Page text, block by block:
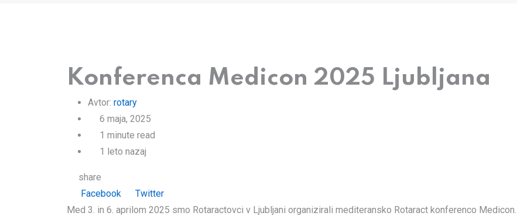
Konferenca Medicon 2025 Ljubljana
Avtor: rotary
6 maja, 2025
1 minute read
1 leto nazaj
share
Facebook
Twitter
via
Med 3. in 6. aprilom 2025 smo Rotaractovci v Ljubljani organizirali mediteransko Rotaract konferenco